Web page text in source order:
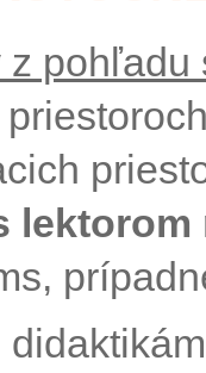
lektorom